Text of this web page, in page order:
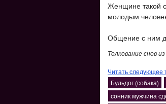
Женщине такой
молодым
Общение с ним
Толкование снов из
Читать следующее
Бульдог (собака)
сонник мужчина